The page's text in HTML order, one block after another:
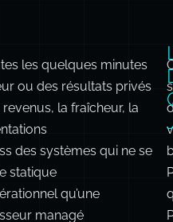
la fraîcheur, la
des systèmes qui ne se
statique
qu’une
managé